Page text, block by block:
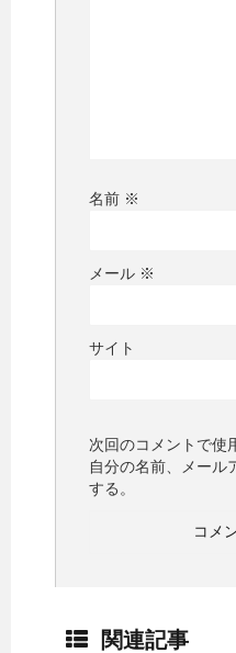
名前 ※
メール ※
サイト
次回のコメントで使
自分の名前、メール
する。
関連記事